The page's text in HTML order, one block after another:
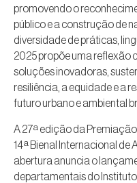
promovendo o
público e a construção de
diversidade de práticas,
2025 propõe uma reflexão
soluções inovadoras,
resiliência, a equidade e a
futuro urbano e ambiental
A 27ª edição da
14ª Bienal Internacional de
abertura anuncia o
departamentais do